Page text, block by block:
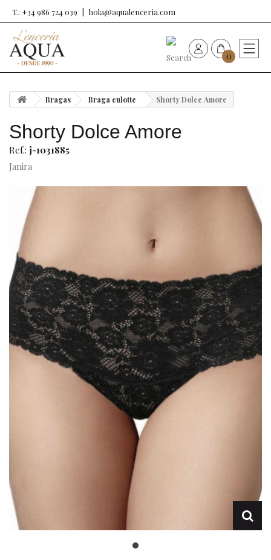
T.: +34 986 724 039 hola@aqualenceria.com
0
Ropa y complementos
Lencería
Prendas moldeadoras
Hombre
Ortopedia
Bragas Braga culotte Shorty Dolce Amore
Shorty Dolce Amore
Ref.: j-1031885
Janira